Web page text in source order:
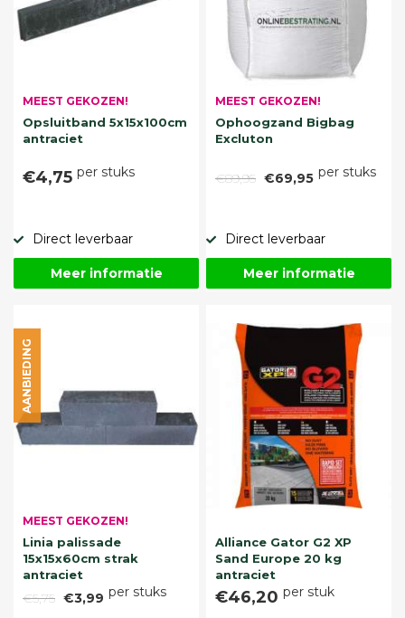
MEEST GEKOZEN!
Opsluitband 5x15x100cm
antraciet
€4,75 per stuks
Direct leverbaar
Meer informatie
MEEST GEKOZEN!
Ophoogzand Bigbag
Excluton
€89,95 €69,95 per stuks
Direct leverbaar
Meer informatie
MEEST GEKOZEN!
Linia palissade
15x15x60cm strak
antraciet
€5,75 €3,99 per stuks
AANBIEDING
Alliance Gator G2 XP
Sand Europe 20 kg
antraciet
€46,20 per stuk